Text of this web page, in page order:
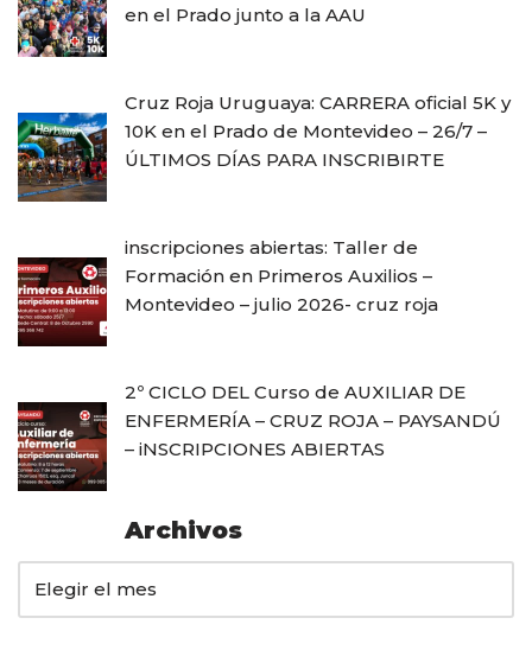
en el Prado junto a la AAU
Cruz Roja Uruguaya: CARRERA oficial 5K y
10K en el Prado de Montevideo – 26/7 –
ÚLTIMOS DÍAS PARA INSCRIBIRTE
inscripciones abiertas: Taller de
Formación en Primeros Auxilios –
Montevideo – julio 2026- cruz roja
2º CICLO DEL Curso de AUXILIAR DE
ENFERMERÍA – CRUZ ROJA – PAYSANDÚ
– iNSCRIPCIONES ABIERTAS
Archivos